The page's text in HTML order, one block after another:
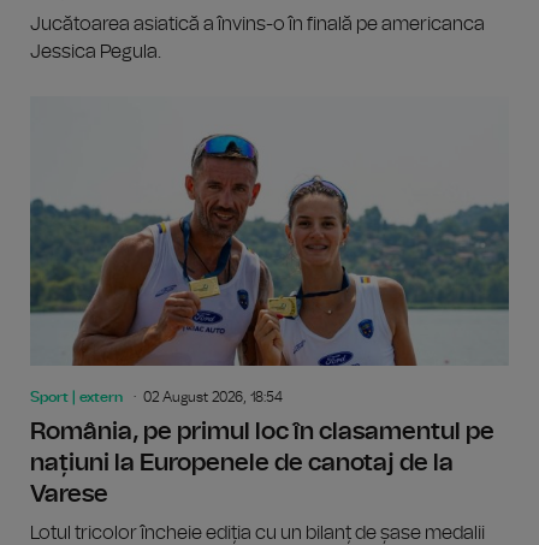
Jucătoarea asiatică a învins-o în finală pe americanca
Jessica Pegula.
Sport | extern 02 August 2026, 18:54
România, pe primul loc în clasamentul pe
națiuni la Europenele de canotaj de la
Varese
Lotul tricolor încheie ediția cu un bilanț de șase medalii